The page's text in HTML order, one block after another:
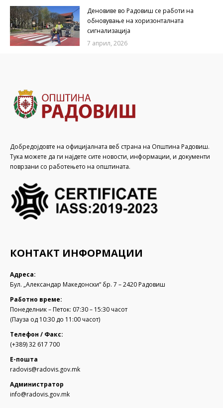
Деновиве во Радовиш се работи на
обновување на хоризонталната
сигнализација
7 април, 2026
Добредојдовте на официјалната веб страна на Општина Радовиш.
Тука можете да ги најдете сите новости, информации, и документи
поврзани со работењето на општината.
КОНТАКТ ИНФОРМАЦИИ
Адреса:
Бул. „Александар Македонски“ бр. 7 – 2420 Радовиш
Работно време:
Понеделник – Петок: 07:30 – 15:30 часот
(Пауза од 10:30 до 11:00 часот)
Телефон / Факс:
(+389) 32 617 700
Е-пошта
radovis@radovis.gov.mk
Администратор
info@radovis.gov.mk